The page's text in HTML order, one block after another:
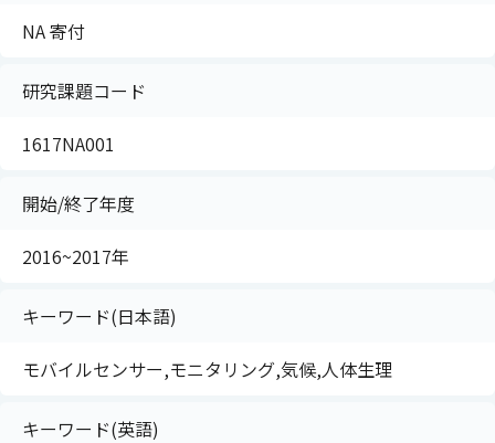
NA 寄付
研究課題コード
1617NA001
開始/終了年度
2016~2017年
キーワード(日本語)
モバイルセンサー,モニタリング,気候,人体生理
キーワード(英語)